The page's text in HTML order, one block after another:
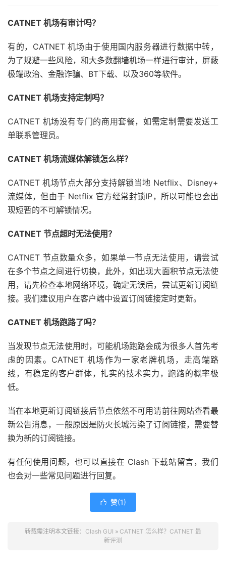
CATNET 机场有审计吗？
有的，CATNET 机场由于使用国内服务器进行数据中转，
为了规避一些风险，和大多数翻墙机场一样进行审计，屏蔽
极端政治、金融诈骗、BT下载、以及360等软件。
CATNET 机场支持定制吗？
CATNET 机场没有专门的商用套餐，如需定制需要发送工
单联系管理员。
CATNET 机场流媒体解锁怎么样？
CATNET 机场节点大部分支持解锁当地 Netflix、Disney+
流媒体，但由于 Netflix 官方经常封锁IP，所以可能也会出
现短暂的不可解锁情况。
CATNET 节点超时无法使用？
CATNET 节点数量众多，如果单一节点无法使用，请尝试
在多个节点之间进行切换，此外，如出现大面积节点无法使
用，请先检查本地网络环境，确定无误后，尝试更新订阅链
接。我们建议用户在客户端中设置订阅链接定时更新。
CATNET 机场跑路了吗？
当发现节点无法使用时，可能机场跑路会成为很多人首先考
虑的因素。CATNET 机场作为一家老牌机场，走高端路
线，有稳定的客户群体，扎实的技术实力，跑路的概率极
低。
当在本地更新订阅链接后节点依然不可用请前往网站查看最
新公告消息，一般原因是防火长城污染了订阅链接，需要替
换为新的订阅链接。
有任何使用问题，也可以直接在 Clash 下载站留言，我们
也会对一些常见问题进行回复。
 赞(1)
转载需注明本文链接： Clash GUI » CATNET 怎么样？CATNET 最
新评测